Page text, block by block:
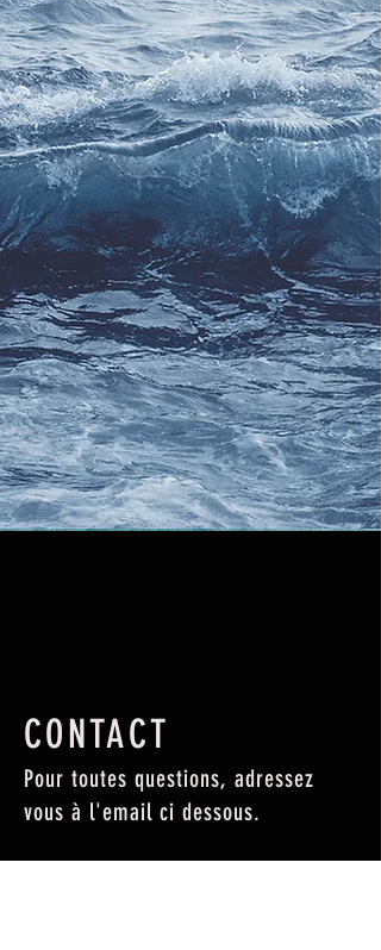
CONTACT
Pour toutes questions, adressez
vous à l'email ci dessous.